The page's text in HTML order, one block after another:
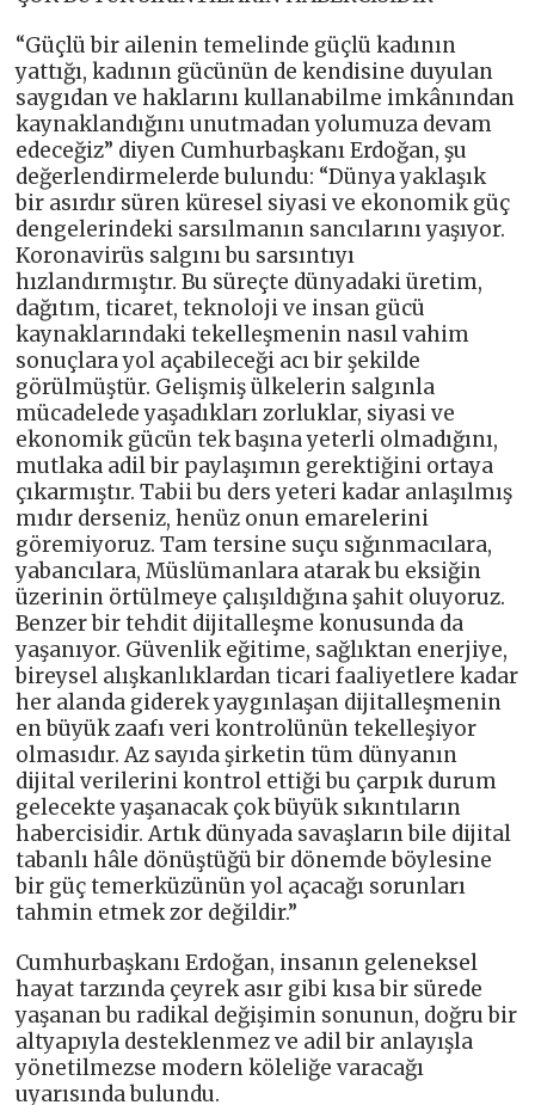
“Güçlü bir ailenin temelinde güçlü kadının
yattığı, kadının gücünün de kendisine duyulan
saygıdan ve haklarını kullanabilme imkânından
kaynaklandığını unutmadan yolumuza devam
edeceğiz” diyen Cumhurbaşkanı Erdoğan, şu
değerlendirmelerde bulundu: “Dünya yaklaşık
bir asırdır süren küresel siyasi ve ekonomik güç
dengelerindeki sarsılmanın sancılarını yaşıyor.
Koronavirüs salgını bu sarsıntıyı
hızlandırmıştır. Bu süreçte dünyadaki üretim,
dağıtım, ticaret, teknoloji ve insan gücü
kaynaklarındaki tekelleşmenin nasıl vahim
sonuçlara yol açabileceği acı bir şekilde
görülmüştür. Gelişmiş ülkelerin salgınla
mücadelede yaşadıkları zorluklar, siyasi ve
ekonomik gücün tek başına yeterli olmadığını,
mutlaka adil bir paylaşımın gerektiğini ortaya
çıkarmıştır. Tabii bu ders yeteri kadar anlaşılmış
mıdır derseniz, henüz onun emarelerini
göremiyoruz. Tam tersine suçu sığınmacılara,
yabancılara, Müslümanlara atarak bu eksiğin
üzerinin örtülmeye çalışıldığına şahit oluyoruz.
Benzer bir tehdit dijitalleşme konusunda da
yaşanıyor. Güvenlik eğitime, sağlıktan enerjiye,
bireysel alışkanlıklardan ticari faaliyetlere kadar
her alanda giderek yaygınlaşan dijitalleşmenin
en büyük zaafı veri kontrolünün tekelleşiyor
olmasıdır. Az sayıda şirketin tüm dünyanın
dijital verilerini kontrol ettiği bu çarpık durum
gelecekte yaşanacak çok büyük sıkıntıların
habercisidir. Artık dünyada savaşların bile dijital
tabanlı hâle dönüştüğü bir dönemde böylesine
bir güç temerküzünün yol açacağı sorunları
tahmin etmek zor değildir.”
Cumhurbaşkanı Erdoğan, insanın geleneksel
hayat tarzında çeyrek asır gibi kısa bir sürede
yaşanan bu radikal değişimin sonunun, doğru bir
altyapıyla desteklenmez ve adil bir anlayışla
yönetilmezse modern köleliğe varacağı
uyarısında bulundu.